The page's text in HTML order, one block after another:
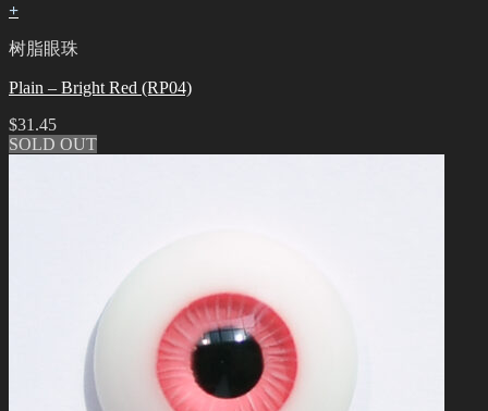
+
树脂眼珠
Plain – Bright Red (RP04)
$31.45
SOLD OUT